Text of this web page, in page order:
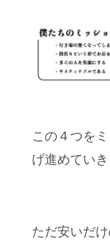
この４つを
げ進めていき
ただ安いだ